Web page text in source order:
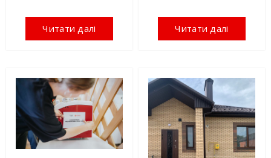
Читати далі Читати далі